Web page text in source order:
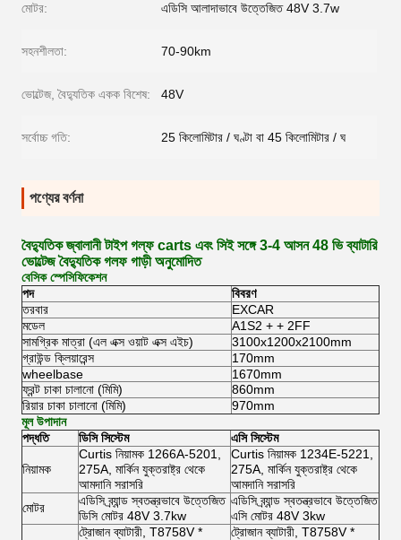
মোটর: এডিসি আলাদাভাবে উত্তেজিত 48V 3.7w
সহনশীলতা: 70-90km
ভোল্টেজ, বৈদ্যুতিক একক বিশেষ: 48V
সর্বোচ্চ গতি: 25 কিলোমিটার / ঘণ্টা বা 45 কিলোমিটার / ঘ
পণ্যের বর্ণনা
বৈদ্যুতিক জ্বালানী টাইপ গল্ফ carts এবং সিই সঙ্গে 3-4 আসন 48 ভি ব্যাটারি
ভোল্টেজ বৈদ্যুতিক গলফ গাড়ী অনুমোদিত
বেসিক স্পেসিফিকেশন
পদ
বিবরণ
তরবার
EXCAR
মডেল
A1S2 + + 2FF
সামগ্রিক মাত্রা (এল এক্স ওয়াট এক্স এইচ)
3100x1200x2100mm
গ্রাউন্ড ক্লিয়ারেন্স
170mm
wheelbase
1670mm
ফ্রন্ট চাকা চালানো (মিমি)
860mm
রিয়ার চাকা চালানো (মিমি)
970mm
মূল উপাদান
পদ্ধতি
ডিসি সিস্টেম এসি সিস্টেম
নিয়ামক
Curtis নিয়ামক 1266A-5201,
275A, মার্কিন যুক্তরাষ্ট্র থেকে
আমদানি সরাসরি
Curtis নিয়ামক 1234E-5221,
275A, মার্কিন যুক্তরাষ্ট্র থেকে
আমদানি সরাসরি
মোটর
এডিসি ব্র্যান্ড স্বতন্ত্রভাবে উত্তেজিত
ডিসি মোটর 48V 3.7kw
এডিসি ব্র্যান্ড স্বতন্ত্রভাবে উত্তেজিত
এসি মোটর 48V 3kw
ট্রোজান ব্যাটারী, T8758V *
ট্রোজান ব্যাটারী, T8758V *